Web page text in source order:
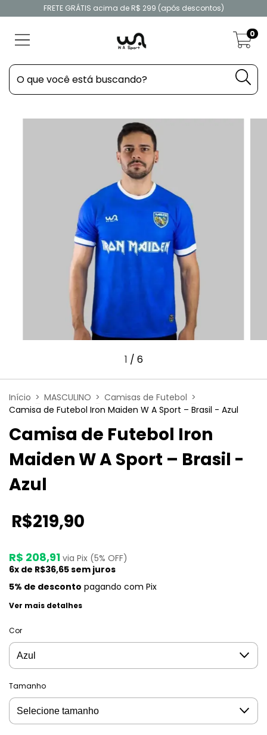
FRETE GRÁTIS acima de R$ 299 (após descontos)
0
1 / 6
Início > MASCULINO > Camisas de Futebol >
Camisa de Futebol Iron Maiden W A Sport – Brasil - Azul
Camisa de Futebol Iron
Maiden W A Sport – Brasil -
Azul
R$219,90
R$ 208,91 via Pix (5% OFF)
6x de R$36,65sem juros
5% de desconto pagando com Pix
Ver mais detalhes
Cor
Tamanho